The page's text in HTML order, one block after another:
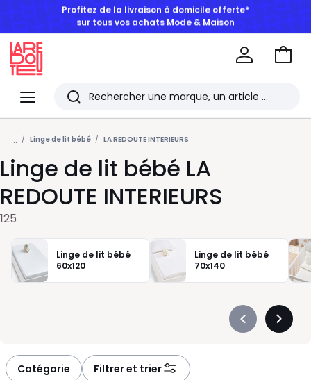
BONS PLANS | Jusqu'à -50% dès 2 articles*
Menu
Redoute
Rechercher
Les
derniers
articles
consultés
Aller
... Linge de lit bébé LA REDOUTE INTERIEURS
Linge de lit bébé LA
REDOUTE INTERIEURS
125
Linge de lit bébé
60x120
Linge de lit bébé
70x140
Précédent
Catégorie Filtrer et trier